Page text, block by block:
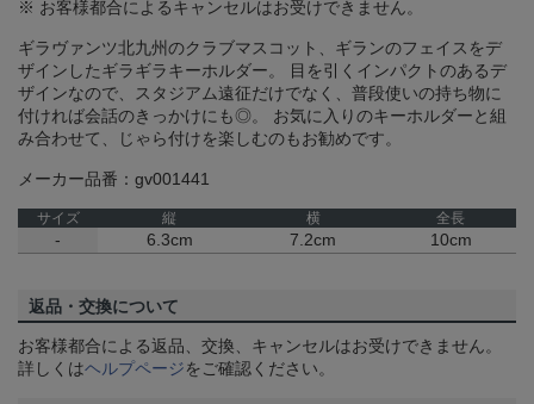
※ お客様都合によるキャンセルはお受けできません。
ギラヴァンツ北九州のクラブマスコット、ギランのフェイスをデ
ザインしたギラギラキーホルダー。 目を引くインパクトのあるデ
ザインなので、スタジアム遠征だけでなく、普段使いの持ち物に
付ければ会話のきっかけにも◎。 お気に入りのキーホルダーと組
み合わせて、じゃら付けを楽しむのもお勧めです。
メーカー品番：gv001441
サイズ 縦 横 全長
- 6.3cm 7.2cm 10cm
返品・交換について
お客様都合による返品、交換、キャンセルはお受けできません。
詳しくはヘルプページをご確認ください。